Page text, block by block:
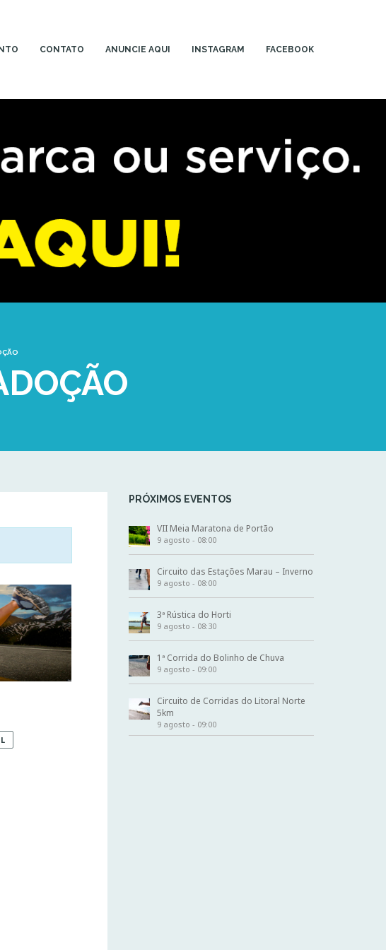
CONTATO ANUNCIE AQUI INSTAGRAM FACEBOOK
PRÓXIMOS EVENTOS
VII Meia Maratona de Portão
9 agosto - 08:00
Circuito das Estações Marau – Inverno
9 agosto - 08:00
3ª Rústica do Horti
9 agosto - 08:30
1ª Corrida do Bolinho de Chuva
9 agosto - 09:00
Circuito de Corridas do Litoral Norte
5km
9 agosto - 09:00